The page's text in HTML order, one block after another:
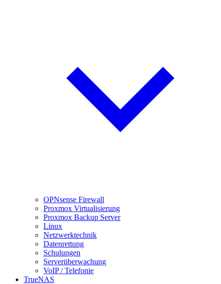
OPNsense Firewall
Proxmox Virtualisierung
Proxmox Backup Server
Linux
Netzwerktechnik
Datenrettung
Schulungen
Serverüberwachung
VoIP / Telefonie
TrueNAS